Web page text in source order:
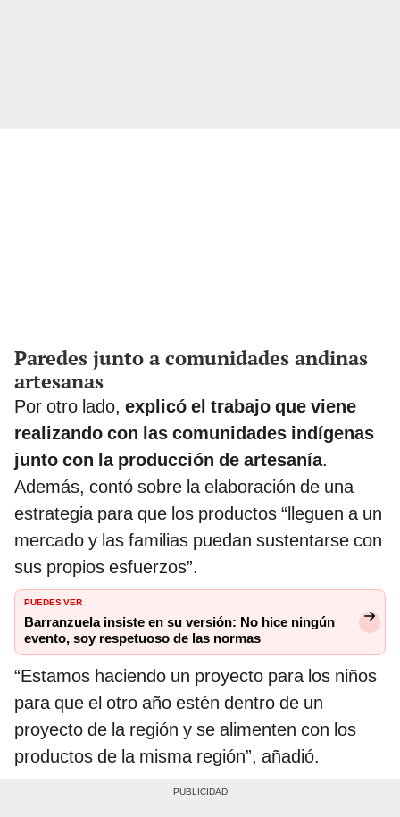
Paredes junto a comunidades andinas
artesanas
Por otro lado, explicó el trabajo que viene
realizando con las comunidades indígenas
junto con la producción de artesanía.
Además, contó sobre la elaboración de una
estrategia para que los productos “lleguen a un
mercado y las familias puedan sustentarse con
sus propios esfuerzos”.
PUEDES VER
Barranzuela insiste en su versión: No hice ningún
evento, soy respetuoso de las normas
“Estamos haciendo un proyecto para los niños
para que el otro año estén dentro de un
proyecto de la región y se alimenten con los
productos de la misma región”, añadió.